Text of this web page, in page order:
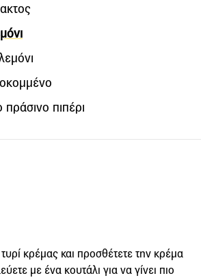
πιπέρι
κρέμας και προσθέτετε την κρέμα
με ένα κουτάλι για να γίνει πιο